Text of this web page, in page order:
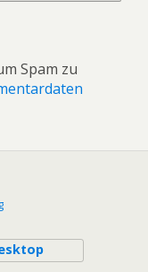
Spam zu